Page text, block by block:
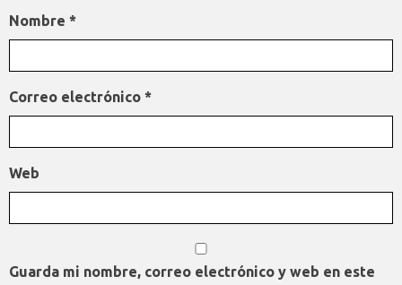
Nombre *
Correo electrónico *
Web
Guarda mi nombre, correo electrónico y web en este